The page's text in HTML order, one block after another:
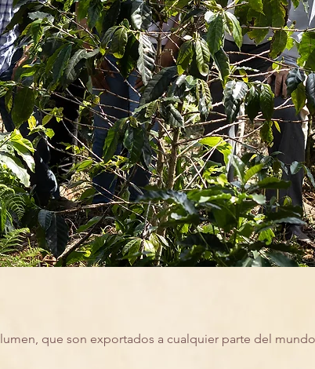
que son exportados a cualquier parte del